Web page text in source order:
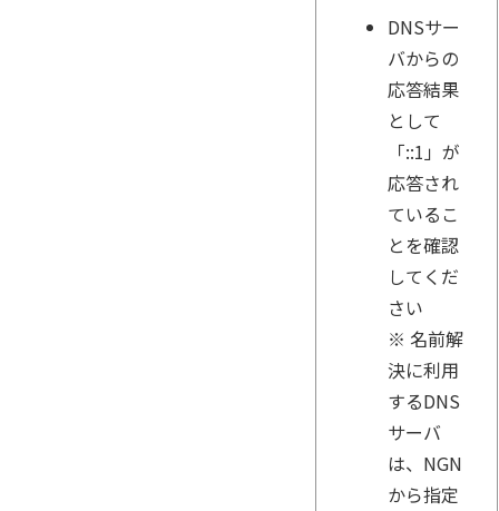
DNSサー
バからの
応答結果
として
「::1」が
応答され
ているこ
とを確認
してくだ
さい
※ 名前解
決に利用
するDNS
サーバ
は、NGN
から指定